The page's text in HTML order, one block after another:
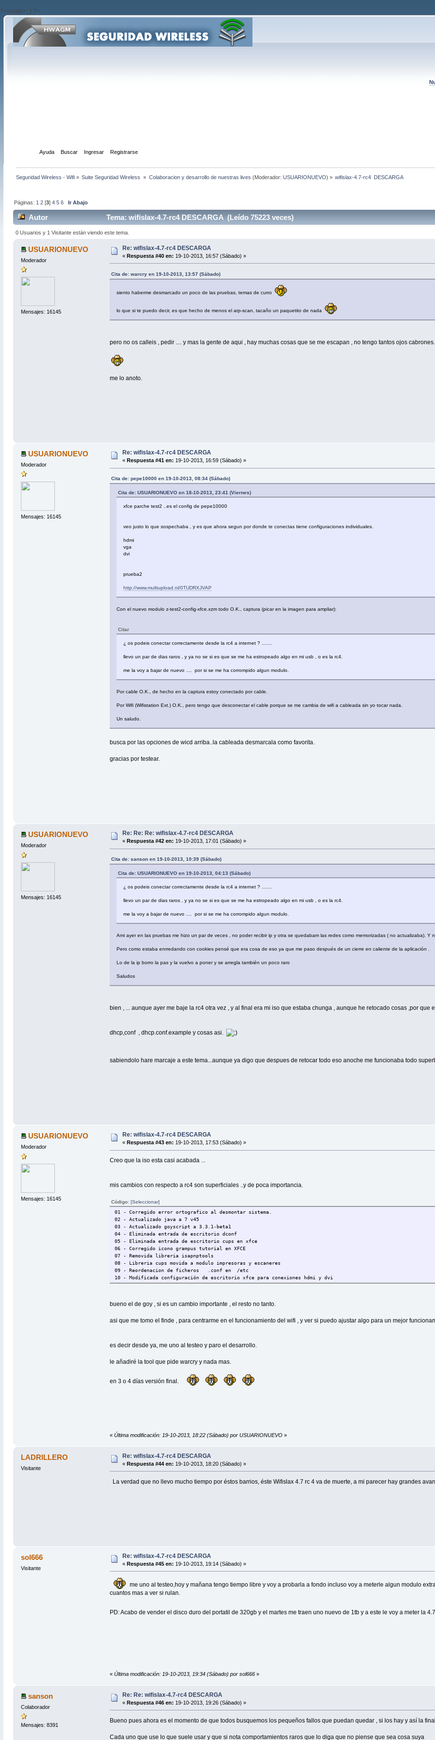
?>/script>'; } ?>
Ayuda Buscar Ingresar Registrarse
Seguridad Wireless - Wifi» Suite Seguridad Wireless » Colaboracion y desarrollo de nuestras lives (Moderador: USUARIONUEVO) » wifislax-4.7-rc4  DESCARGA
Páginas: 1 2[3] 4 5 6 Ir Abajo
Autor Tema: wifislax-4.7-rc4 DESCARGA (Leído 75223 veces)
0 Usuarios y 1 Visitante están viendo este tema.
USUARIONUEVO
Moderador
Mensajes: 16145
Re: wifislax-4.7-rc4 DESCARGA
« Respuesta #40 en: 19-10-2013, 16:57 (Sábado) »
Cita de: warcry en 19-10-2013, 13:57 (Sábado)
siento haberme desmarcado un poco de las pruebas, temas de curro
lo que si te puedo decir, es que hecho de menos el arp-scan, tacaño un paquetito de nada
pero no os calleis , pedir .... y mas la gente de aqui , hay muchas cosas que se me escapan , no tengo tantos ojos cabrones.
me lo anoto.
USUARIONUEVO
Moderador
Mensajes: 16145
Re: wifislax-4.7-rc4 DESCARGA
« Respuesta #41 en: 19-10-2013, 16:59 (Sábado) »
Cita de: pepe10000 en 19-10-2013, 08:34 (Sábado)
Cita de: USUARIONUEVO en 18-10-2013, 23:41 (Viernes)
xfce parche test2 ..es el config de pepe10000
veo justo lo que sospechaba , y es que ahora segun por donde te conectas tiene configuraciones individuales.
hdmi
vga
dvi
prueba2
http://www.multiupload.nl/0TUDRXJVAP
Con el nuevo modulo z-test2-config-xfce.xzm todo O.K., captura (picar en la imagen para ampliar):
Citar
¿ os podeis conectar correctamente desde la rc4 a internet ? .......
llevo un par de dias raros , y ya no se si es que se me ha estropeado algo en mi usb , o es la rc4.
me la voy a bajar de nuevo .... por si se me ha corrompido algun modulo.
Por cable O.K., de hecho en la captura estoy conectado por cable.
Por Wifi (Wifistation Ext.) O.K., pero tengo que desconectar el cable porque se me cambia de wifi a cableada sin yo tocar nada.
Un saludo.
busca por las opciones de wicd arriba..la cableada desmarcala como favorita.
gracias por testear.
USUARIONUEVO
Moderador
Mensajes: 16145
Re: Re: Re: wifislax-4.7-rc4 DESCARGA
« Respuesta #42 en: 19-10-2013, 17:01 (Sábado) »
Cita de: sanson en 19-10-2013, 10:39 (Sábado)
Cita de: USUARIONUEVO en 19-10-2013, 04:13 (Sábado)
¿ os podeis conectar correctamente desde la rc4 a internet ? .......
llevo un par de dias raros , y ya no se si es que se me ha estropeado algo en mi usb , o es la rc4.
me la voy a bajar de nuevo .... por si se me ha corrompido algun modulo.
Ami ayer en las pruebas me hizo un par de veces , no poder recibir ip y otra se quedabam las redes como memorizadas ( no actualizaba).
Pero como estaba enrredando con cookies pensé que era cosa de eso ya que me paso después de un cierre en caliente de la aplicación .
Lo de la ip borro la pas y la vuelvo a poner y se arregla también un poco raro
Saludos
bien , ... aunque ayer me baje la rc4 otra vez , y al final era mi iso que estaba chunga , aunque he retocado cosas ,por que
dhcp,conf , dhcp.conf.example y cosas asi.
sabiendolo hare marcaje a este tema...aunque ya digo que despues de retocar todo eso anoche me funcionaba todo
USUARIONUEVO
Moderador
Mensajes: 16145
Re: wifislax-4.7-rc4 DESCARGA
« Respuesta #43 en: 19-10-2013, 17:53 (Sábado) »
Creo que la iso esta casi acabada ...
mis cambios con respecto a rc4 son superficiales ..y de poca importancia.
Código:[Seleccionar]
01 - Corregido error ortografico al desmontar sistema.
02 - Actualizado java a 7 v45
03 - Actualizado goyscript a 3.3.1-beta1
04 - Eliminada entrada de escritorio dconf
05 - Eliminada entrada de escritorio cups en xfce
06 - Corregido icono grampus tutorial en XFCE
07 - Removida libreria isapnptools
08 - Libreria cups movida a modulo impresoras y escaneres
09 - Reordenacion de ficheros .conf en /etc
10 - Modificada configuración de escritorio xfce para conexiones hdmi y dvi
bueno el de goy , si es un cambio importante , el resto no tanto.
asi que me tomo el finde , para centrarme en el funcionamiento del wifi , y ver si puedo ajustar algo para un mejor
es decir desde ya, me uno al testeo y paro el desarrollo.
le añadiré la tool que pide warcry y nada mas.
en 3 o 4 días versión final.
«Última modificación: 19-10-2013, 18:22 (Sábado) por USUARIONUEVO »
LADRILLERO
Visitante
Re: wifislax-4.7-rc4 DESCARGA
« Respuesta #44 en: 19-10-2013, 18:20 (Sábado) »
La verdad que no llevo mucho tiempo por éstos barrios, éste Wifislax 4.7 rc 4 va de muerte, a mi parecer hay grandes
sol666
Visitante
Re: wifislax-4.7-rc4 DESCARGA
« Respuesta #45 en: 19-10-2013, 19:14 (Sábado) »
me uno al testeo,hoy y mañana tengo tiempo libre y voy a probarla a fondo incluso voy a meterle algun modulo
cuantos mas a ver si rulan.
PD: Acabo de vender el disco duro del portatil de 320gb y el martes me traen uno nuevo de 1tb y a este le voy a meter la
«Última modificación: 19-10-2013, 19:34 (Sábado) por sol666 »
sanson
Colaborador
Mensajes: 8391
Re: Re: wifislax-4.7-rc4 DESCARGA
« Respuesta #46 en: 19-10-2013, 19:26 (Sábado) »
Bueno pues ahora es el momento de que todos busquemos los pequeños fallos que puedan quedar , si los hay y así la
Cada uno que use lo que suele usar y que si nota comportamientos raros que lo diga que no piense que sea cosa suya